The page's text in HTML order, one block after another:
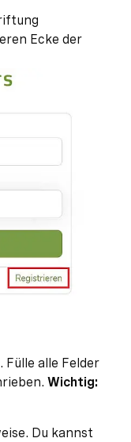
Ecke der
Fülle alle Felder
Wichtig:
Du kannst